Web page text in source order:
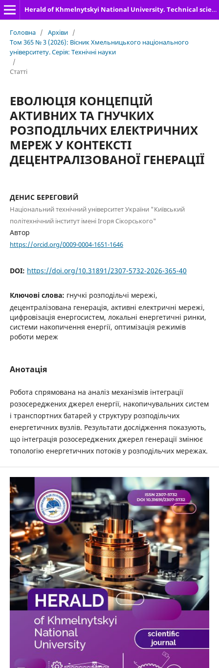
Herald of Khmelnytskyi National University. Technical sciences
Головна / Архіви /
Том 365 № 3 (2026): Вісник Хмельницького національного
університету. Серія: Технічні науки
/
Статті
ЕВОЛЮЦІЯ КОНЦЕПЦІЙ
АКТИВНИХ ТА ГНУЧКИХ
РОЗПОДІЛЬЧИХ ЕЛЕКТРИЧНИХ
МЕРЕЖ У КОНТЕКСТІ
ДЕЦЕНТРАЛІЗОВАНОЇ ГЕНЕРАЦІЇ
ДЕНИС БЕРЕГОВИЙ
Національний технічний університет України "Київський
політехнічний інститут імені Ігоря Сікорського"
Автор
https://orcid.org/0009-0004-1651-1646
DOI: https://doi.org/10.31891/2307-5732-2026-365-40
Ключові слова: гнучкі розподільчі мережі,
децентралізована генерація, активні електричні мережі,
цифровізація енергосистем, локальні енергетичні ринки,
системи накопичення енергії, оптимізація режимів
роботи мереж
Анотація
Робота спрямована на аналіз механізмів інтеграції
розосереджених джерел енергії, накопичувальних систем
і транспортних батарей у структуру розподільчих
енергетичних вузлів. Результати дослідження показують,
що інтеграція розосереджених джерел генерації змінює
топологію енергетичних потоків у розподільчих мережах.